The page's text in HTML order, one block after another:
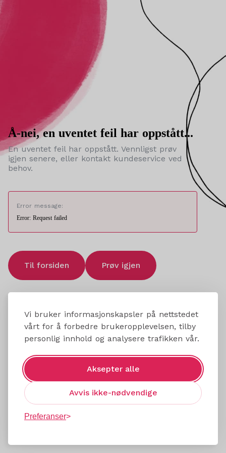
Vi bruker informasjonskapsler på nettstedet
vårt for å forbedre brukeropplevelsen, tilby
personlig innhold og analysere trafikken vår.
Aksepter alle
Avvis ikke-nødvendige
Preferanser
Å-nei, en uventet feil har oppstått...
En uventet feil har oppstått. Vennligst prøv
igjen senere, eller kontakt kundeservice ved
behov.
Error message:
Error: Request failed
Til forsiden Prøv igjen